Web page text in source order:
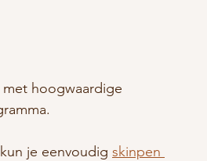
hoogwaardige
je eenvoudig skinpen